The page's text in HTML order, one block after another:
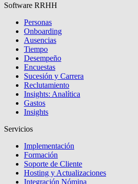
Software RRHH
Personas
Onboarding
Ausencias
Tiempo
Desempeño
Encuestas
Sucesión y Carrera
Reclutamiento
Insights: Analítica
Gastos
Insights
Servicios
Implementación
Formación
Soporte de Cliente
Hosting y Actualizaciones
Integración Nómina